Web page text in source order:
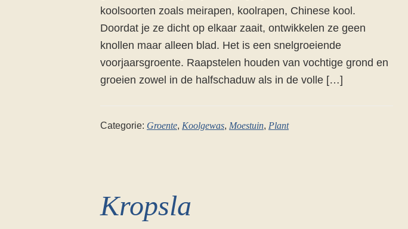
koolsoorten zoals meirapen, koolrapen, Chinese kool.
Doordat je ze dicht op elkaar zaait, ontwikkelen ze geen
knollen maar alleen blad. Het is een snelgroeiende
voorjaarsgroente. Raapstelen houden van vochtige grond en
groeien zowel in de halfschaduw als in de volle […]
Categorie: Groente, Koolgewas, Moestuin, Plant
Kropsla